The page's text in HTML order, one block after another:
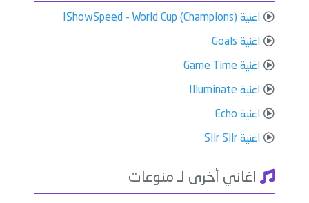
اغنية IShowSpeed - World Cup (Champions)
اغنية Goals
اغنية Game Time
اغنية Illuminate
اغنية Echo
اغنية Siir Siir
اغاني أخرى لـ منوعات